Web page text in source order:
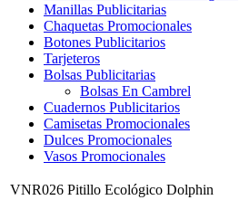
Manillas Publicitarias
Chaquetas Promocionales
Botones Publicitarios
Tarjeteros
Bolsas Publicitarias
Bolsas En Cambrel
Cuadernos Publicitarios
Camisetas Promocionales
Dulces Promocionales
Vasos Promocionales
VNR026 Pitillo Ecológico Dolphin